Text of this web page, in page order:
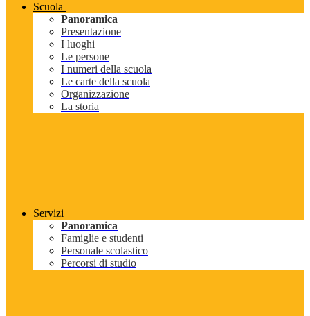
Scuola
Panoramica
Presentazione
I luoghi
Le persone
I numeri della scuola
Le carte della scuola
Organizzazione
La storia
Servizi
Panoramica
Famiglie e studenti
Personale scolastico
Percorsi di studio